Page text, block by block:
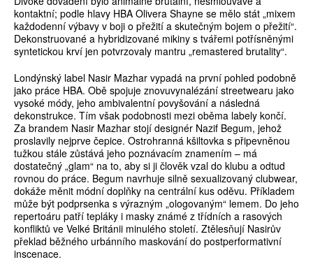
kontaktní; podle hlavy HBA Olivera Shayne se mělo stát „mixem
každodenní výbavy v boji o přežití a skutečným bojem o přežití“.
Dekonstruované a hybridizované mikiny s tvářemi potřísněnými
syntetickou krví jen potvrzovaly mantru „remastered brutality“.
Londýnský label Nasir Mazhar vypadá na první pohled podobně
jako práce HBA. Obě spojuje znovuvynalézání streetwearu jako
vysoké módy, jeho ambivalentní povyšování a následná
dekonstrukce. Tím však podobnosti mezi oběma labely končí.
Za brandem Nasir Mazhar stojí designér Nazif Begum, jehož
proslavily nejprve čepice. Ostrohranná kšiltovka s připevněnou
tužkou stále zůstává jeho poznávacím znamením – má
dostatečný „glam“ na to, aby si ji člověk vzal do klubu a odtud
rovnou do práce. Begum navrhuje silně sexualizovaný clubwear,
dokáže měnit módní doplňky na centrální kus oděvu. Příkladem
může být podprsenka s výrazným „ologovaným“ lemem. Do jeho
repertoáru patří tepláky i masky známé z třídních a rasových
konfliktů ve Velké Británii minulého století. Ztělesňují Nasirův
překlad běžného urbánního maskování do postperformativní
inscenace.